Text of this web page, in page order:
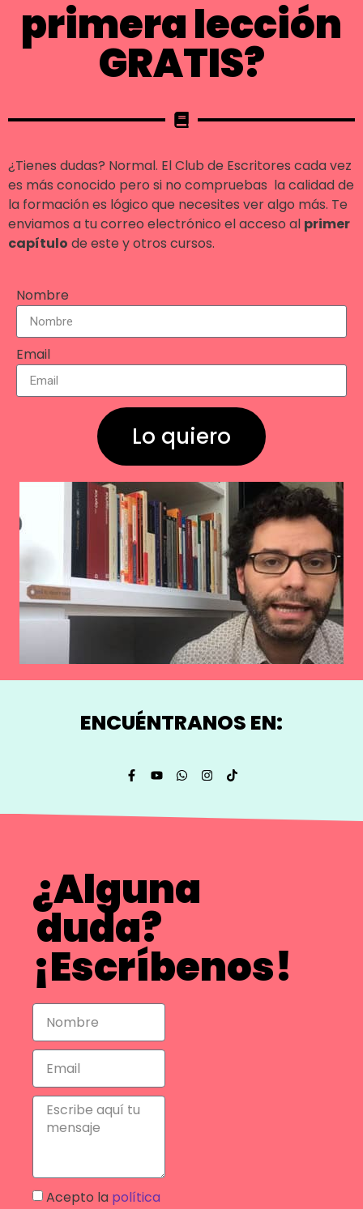
primera lección
GRATIS?
¿Tienes dudas? Normal. El Club de Escritores cada vez
es más conocido pero si no compruebas la calidad de
la formación es lógico que necesites ver algo más. Te
enviamos a tu correo electrónico el acceso al primer
capítulo de este y otros cursos.
Nombre
Email
Lo quiero
ENCUÉNTRANOS EN:
¿Alguna
duda?
¡Escríbenos!
Acepto la política